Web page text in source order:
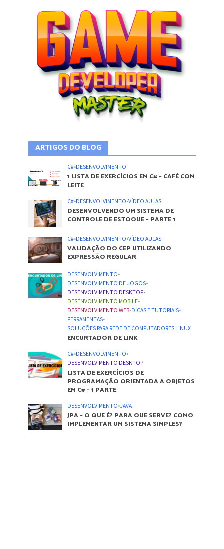
ARTIGOS DO BLOG
C#•DESENVOLVIMENTO
1 LISTA DE EXERCÍCIOS EM C# – CAFÉ COM
LEITE
C#•DESENVOLVIMENTO•VÍDEO AULAS
DESENVOLVENDO UM SISTEMA DE
CONTROLE DE ESTOQUE – PARTE 1
C#•DESENVOLVIMENTO•VÍDEO AULAS
VALIDAÇÃO DO CEP UTILIZANDO
EXPRESSÃO REGULAR
DESENVOLVIMENTO•
DESENVOLVIMENTO DE JOGOS•
DESENVOLVIMENTO DESKTOP•
DESENVOLVIMENTO MOBILE•
DESENVOLVIMENTO WEB•DICAS E TUTORIAIS•
FERRAMENTAS•
SOLUÇÕES PARA REDE DE COMPUTADORES LINUX
ENCURTADOR DE LINK
C#•DESENVOLVIMENTO•
DESENVOLVIMENTO DESKTOP
LISTA DE EXERCÍCIOS DE
PROGRAMAÇÃO ORIENTADA A OBJETOS
EM C# – 1 PARTE
DESENVOLVIMENTO•JAVA
JPA – O QUE É? PARA QUE SERVE? COMO
IMPLEMENTAR UM SISTEMA SIMPLES?